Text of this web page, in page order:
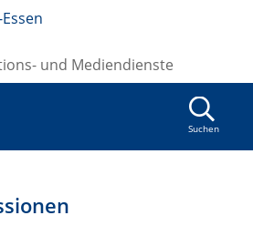
und Mediendienste
Suchen